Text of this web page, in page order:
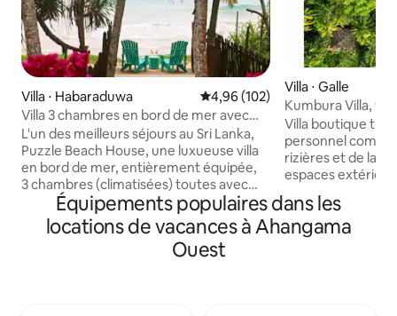
Villa ⋅ Habaraduwa Évaluation moyenne sur la
4,96 (102)
Villa 3 chambres en bord de mer avec
chef et personnel
L'un des meilleurs séjours au Sri Lanka,
Puzzle Beach House, une luxueuse villa
en bord de mer, entièrement équipée,
3 chambres (climatisées) toutes avec
salle de bain privative, avec petit
déjeuner gratuit Ce joyau, qui fait partie
des meilleurs logements Airbnb au
monde, allie élégance tropicale, service
Villa ⋅ Galle
Kumbura Villa,
luxe
Villa boutique
personnel
rizières et de la
espaces
piscine à débordement.
nouveau comme
villas du Sri Lanka
Traveler. La villa
Équipements populaires dans les
locations de vacances à Ahangama
Ouest